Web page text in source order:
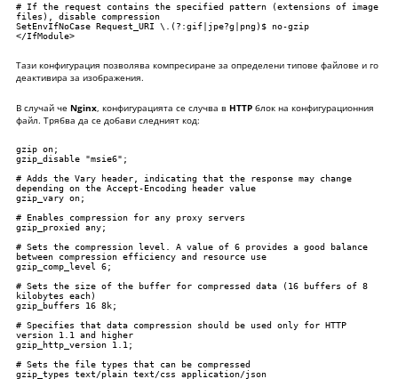
# If the request contains the specified pattern (extensions of image
files), disable compression
SetEnvIfNoCase Request_URI \.(?:gif|jpe?g|png)$ no-gzip
</IfModule>
Тази конфигурация позволява компресиране за определени типове файлове и го
деактивира за изображения.
В случай че Nginx, конфигурацията се случва в HTTP блок на конфигурационния
файл. Трябва да се добави следният код:
gzip on;
gzip_disable "msie6";
# Adds the Vary header, indicating that the response may change
depending on the Accept-Encoding header value
gzip_vary on;
# Enables compression for any proxy servers
gzip_proxied any;
# Sets the compression level. A value of 6 provides a good balance
between compression efficiency and resource use
gzip_comp_level 6;
# Sets the size of the buffer for compressed data (16 buffers of 8
kilobytes each)
gzip_buffers 16 8k;
# Specifies that data compression should be used only for HTTP
version 1.1 and higher
gzip_http_version 1.1;
# Sets the file types that can be compressed
gzip_types text/plain text/css application/json